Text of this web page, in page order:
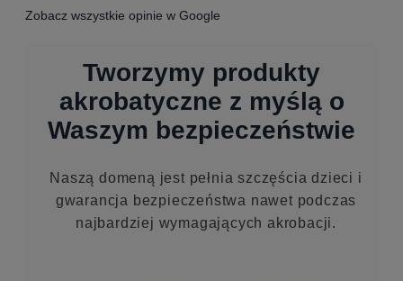
AC
Angelika Cichoń
    
Super kontakt, ekspresowa wysyłka,
Zobacz wszystkie opinie w Google
Tworzymy produkty
akrobatyczne z myślą o
Waszym bezpieczeństwie
Naszą domeną jest pełnia szczęścia dzieci i
gwarancja bezpieczeństwa nawet podczas
najbardziej wymagających akrobacji.